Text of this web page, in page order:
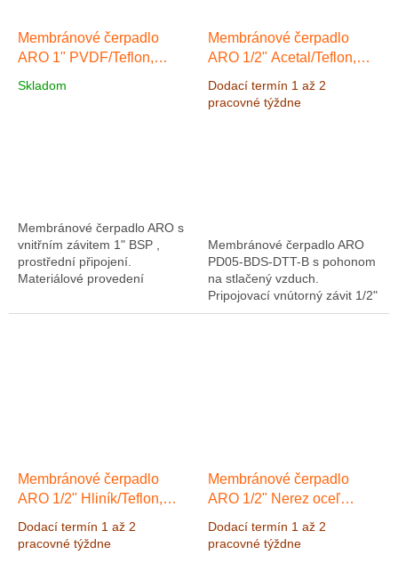
Membránové čerpadlo
ARO 1" PVDF/Teflon,
Skladom
Membránové čerpadlo ARO s
vnitřním závitem 1" BSP ,
prostřední připojení.
Materiálové provedení
výtlak 8,3 bar
Membránové čerpadlo
ARO 1/2" Acetal/Teflon,
bar vrátane ATEX
Dodací termín 1 až 2
pracovné týždne
Membránové čerpadlo ARO
PD05-BDS-DTT-B s pohonom
na stlačený vzduch.
Pripojovací vnútorný závit 1/2"
BSP. Materiál čerpadla
Membránové čerpadlo
ARO 1/2" Hliník/Teflon,
včetně ATEX certifikátu
Dodací termín 1 až 2
pracovné týždne
Membránové čerpadlo
ARO 1/2" Nerez oceľ
l/min, výtlak 8,3 bar
Dodací termín 1 až 2
pracovné týždne